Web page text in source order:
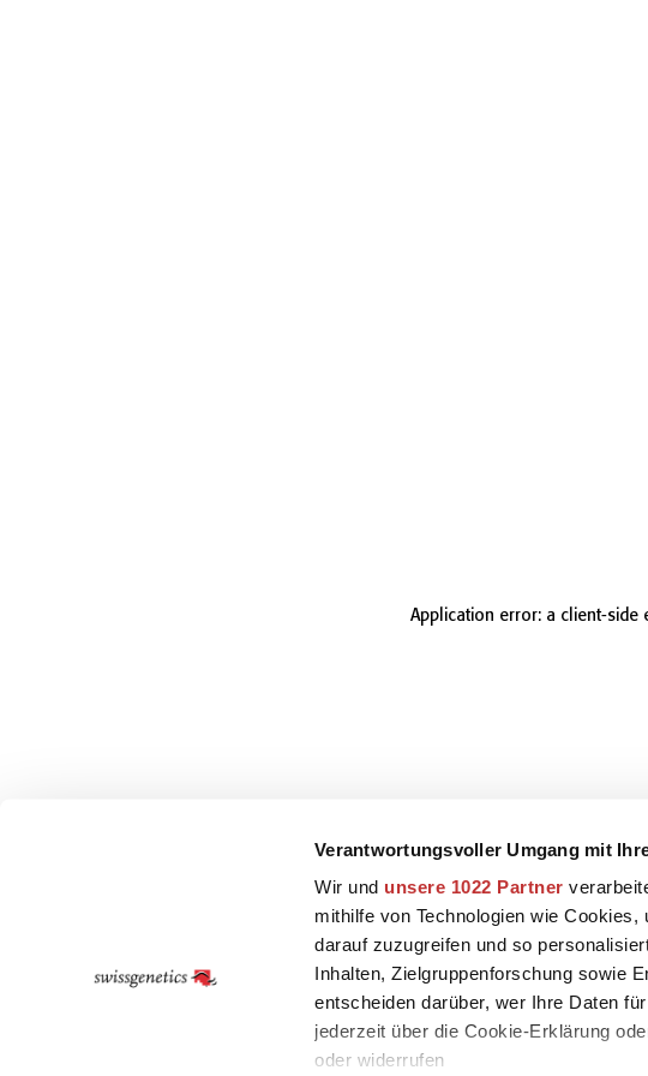
Verantwortungsvoller Umgang mit
Wir und unsere 1022 Partner
mithilfe von Technologien wie
darauf zuzugreifen und so
Inhalten, Zielgruppenforschung sowie
entscheiden darüber, wer Ihre Daten
jederzeit über die Cookie-Erklärung
oder widerrufen
Application error: a client-